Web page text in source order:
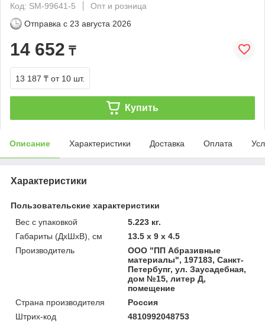
Код: SM-99641-5
Опт и розница
Отправка с 23 августа 2026
14 652 ₸
13 187 ₸ от 10 шт.
Купить
Описание Характеристики Доставка Оплата
Характеристики
Пользовательские характеристики
Вес с упаковкой
5.223 кг.
Габариты (ДхШхВ), см
13.5 x 9 x 4.5
Производитель
ООО "ПП Абразивные
материалы", 197183, Санкт-
Петербупг, ул. Заусадебная,
дом №15, литер Д,
помещение
Страна производителя
Россия
Штрих-код
4810992048753